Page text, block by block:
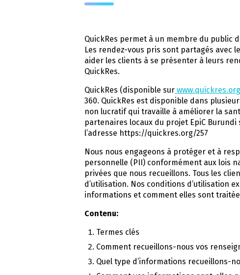
QuickRes permet à un membre du public
Les rendez-vous pris sont partagés avec
aider les clients à se présenter à leurs
QuickRes.
QuickRes (disponible sur www.quickres.org
360. QuickRes est disponible dans
non lucratif qui travaille à améliorer la
partenaires locaux du projet EpiC
l’adresse https://quickres.org/257
Nous nous engageons à protéger et à
personnelle (PII) conformément aux lois
privées que nous recueillons. Tous les
d’utilisation. Nos conditions d’utilisation
informations et comment elles sont
Contenu:
Termes clés
Comment recueillons-nous vos
Quel type d’informations recueillons-